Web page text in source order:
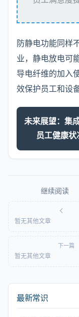
防静电功能同样
业，静电放电可
导电纤维的加入
效保护员工和设
未来展望：集
员工健康状
继续阅读
暂无其他文章
下一篇
暂无其他文章
最新常识